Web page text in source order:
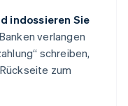
indossieren Sie
verlangen
schreiben,
zum